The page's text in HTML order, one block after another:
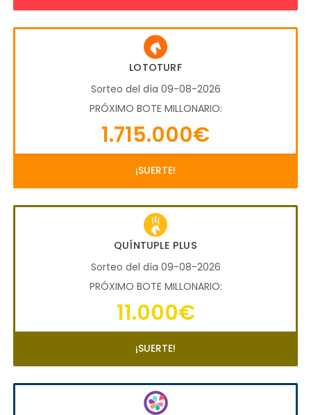
LOTOTURF
Sorteo del día 09-08-2026
PRÓXIMO BOTE MILLONARIO:
1.715.000€
¡SUERTE!
QUÍNTUPLE PLUS
Sorteo del día 09-08-2026
PRÓXIMO BOTE MILLONARIO:
11.000€
¡SUERTE!